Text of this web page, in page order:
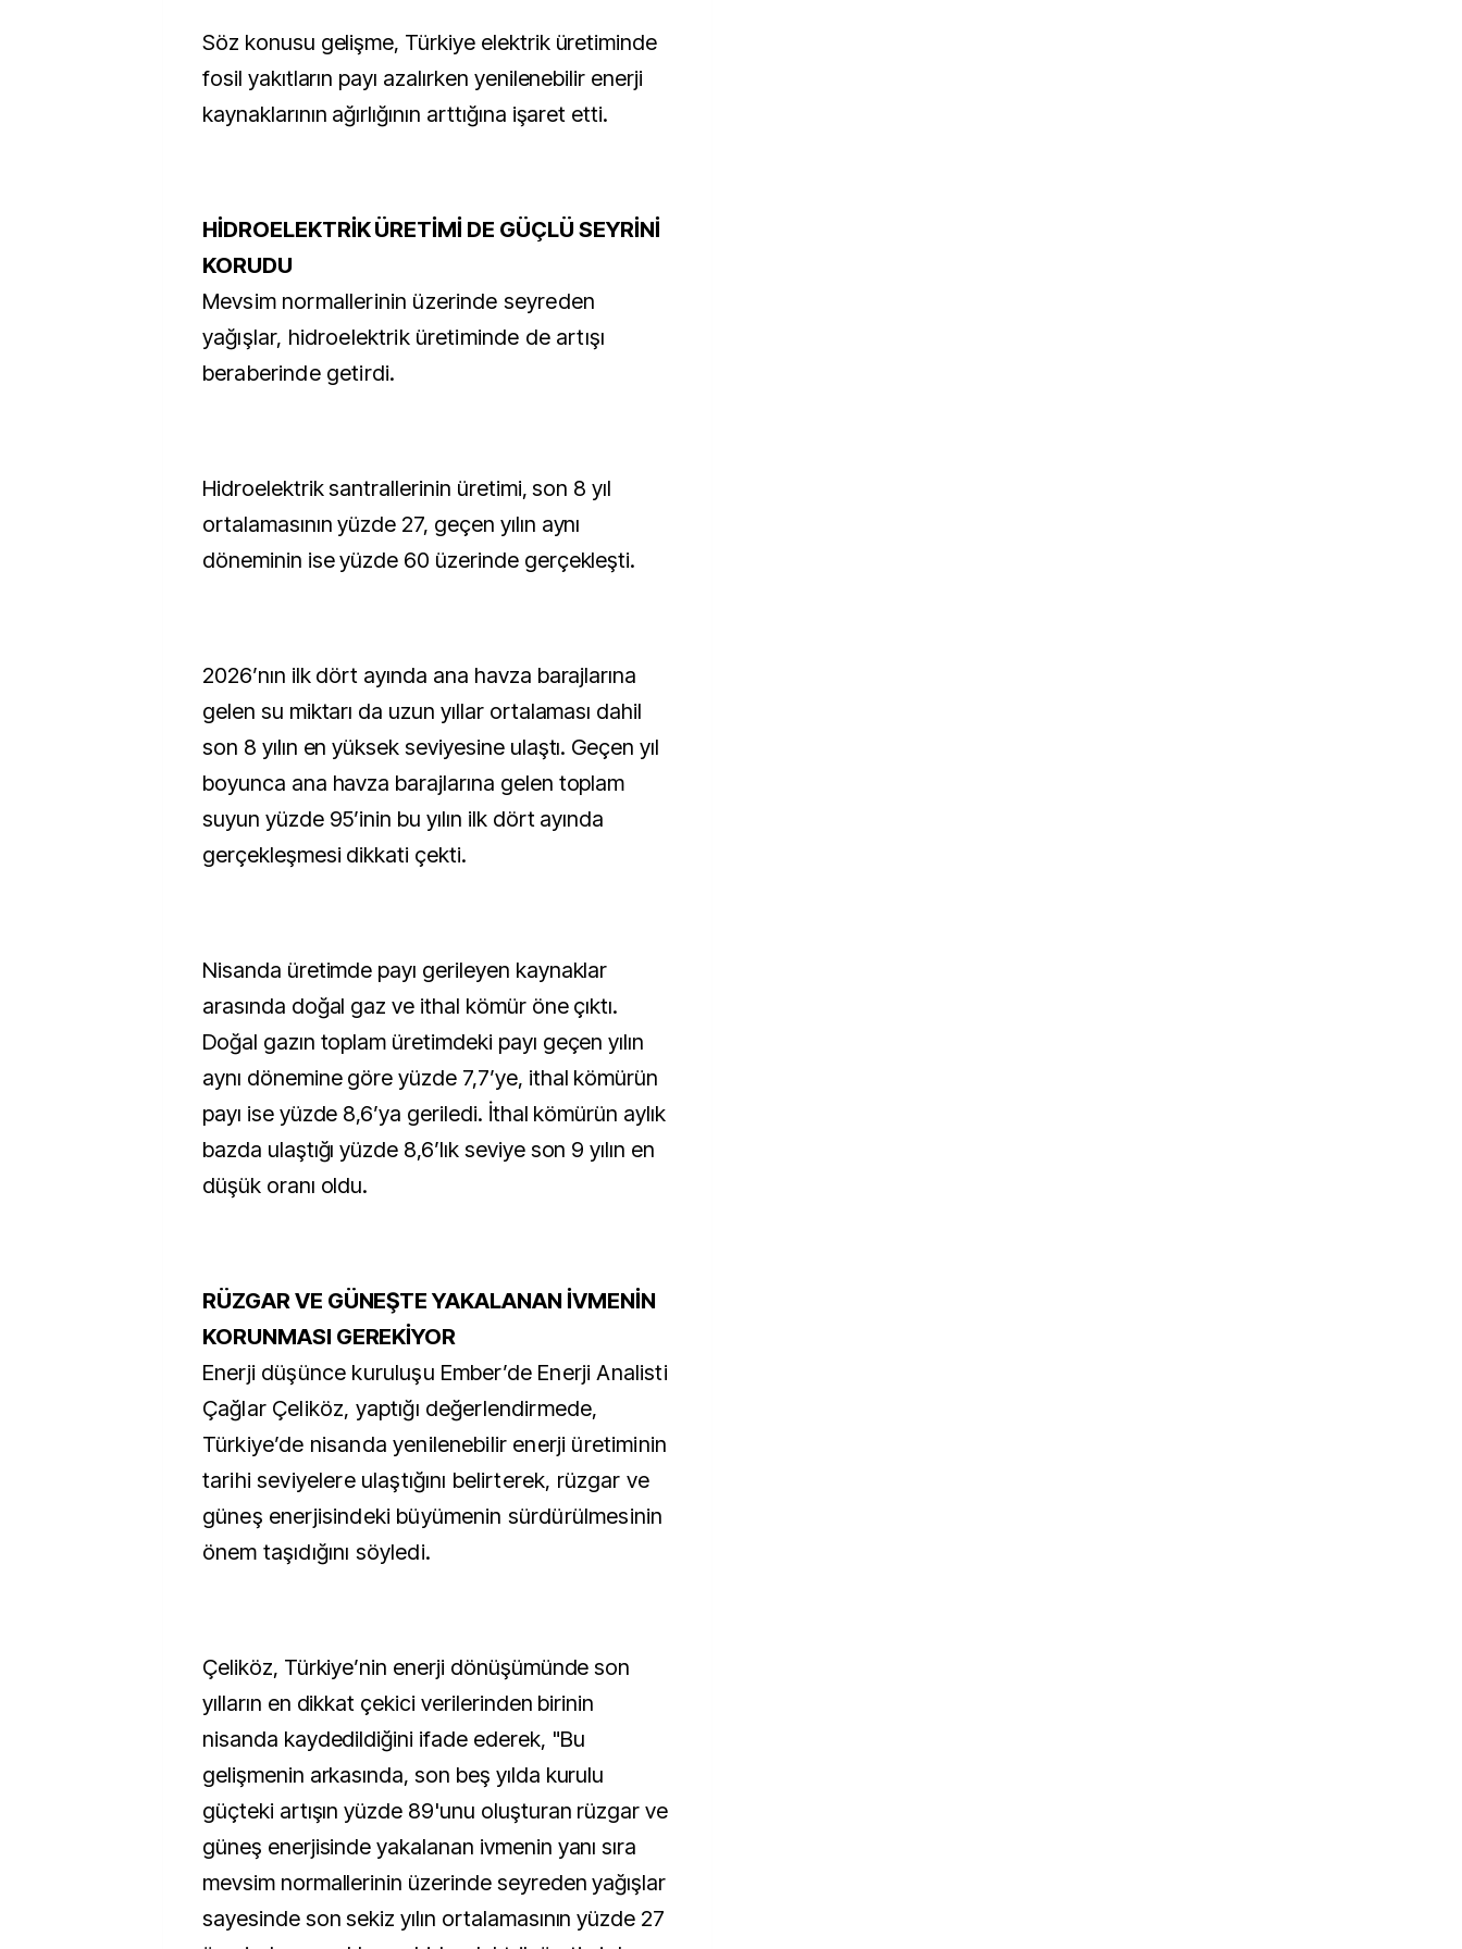
Söz konusu gelişme, Türkiye elektrik üretiminde
fosil yakıtların payı azalırken yenilenebilir enerji
kaynaklarının ağırlığının arttığına işaret etti.
HİDROELEKTRİK ÜRETİMİ DE GÜÇLÜ SEYRİNİ
KORUDU
Mevsim normallerinin üzerinde seyreden
yağışlar, hidroelektrik üretiminde de artışı
beraberinde getirdi.
Hidroelektrik santrallerinin üretimi, son 8 yıl
ortalamasının yüzde 27, geçen yılın aynı
döneminin ise yüzde 60 üzerinde gerçekleşti.
2026’nın ilk dört ayında ana havza barajlarına
gelen su miktarı da uzun yıllar ortalaması dahil
son 8 yılın en yüksek seviyesine ulaştı. Geçen yıl
boyunca ana havza barajlarına gelen toplam
suyun yüzde 95’inin bu yılın ilk dört ayında
gerçekleşmesi dikkati çekti.
Nisanda üretimde payı gerileyen kaynaklar
arasında doğal gaz ve ithal kömür öne çıktı.
Doğal gazın toplam üretimdeki payı geçen yılın
aynı dönemine göre yüzde 7,7’ye, ithal kömürün
payı ise yüzde 8,6’ya geriledi. İthal kömürün aylık
bazda ulaştığı yüzde 8,6’lık seviye son 9 yılın en
düşük oranı oldu.
RÜZGAR VE GÜNEŞTE YAKALANAN İVMENİN
KORUNMASI GEREKİYOR
Enerji düşünce kuruluşu Ember’de Enerji Analisti
Çağlar Çeliköz, yaptığı değerlendirmede,
Türkiye’de nisanda yenilenebilir enerji üretiminin
tarihi seviyelere ulaştığını belirterek, rüzgar ve
güneş enerjisindeki büyümenin sürdürülmesinin
önem taşıdığını söyledi.
Çeliköz, Türkiye’nin enerji dönüşümünde son
yılların en dikkat çekici verilerinden birinin
nisanda kaydedildiğini ifade ederek, "Bu
gelişmenin arkasında, son beş yılda kurulu
güçteki artışın yüzde 89'unu oluşturan rüzgar ve
güneş enerjisinde yakalanan ivmenin yanı sıra
mevsim normallerinin üzerinde seyreden yağışlar
sayesinde son sekiz yılın ortalamasının yüzde 27